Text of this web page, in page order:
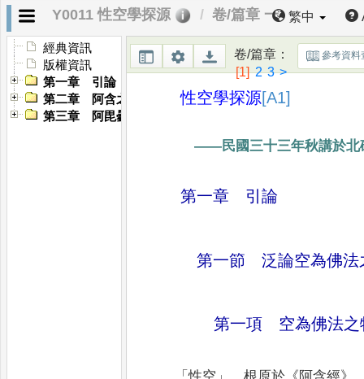
Y0011 性空學探源 卷/篇章 一 繁中
經典資訊
版權資訊
第一章 引論
第二章 阿含之空
第三章 阿毘曇之空
卷/篇章：
[1] 2 3 >
參考資料
性空學探源[A1]
——民國三十三年秋講於
第一章 引論
第一節 泛論空為佛法
第一項 空為佛法之
「性空 」，根原於 《阿含經》